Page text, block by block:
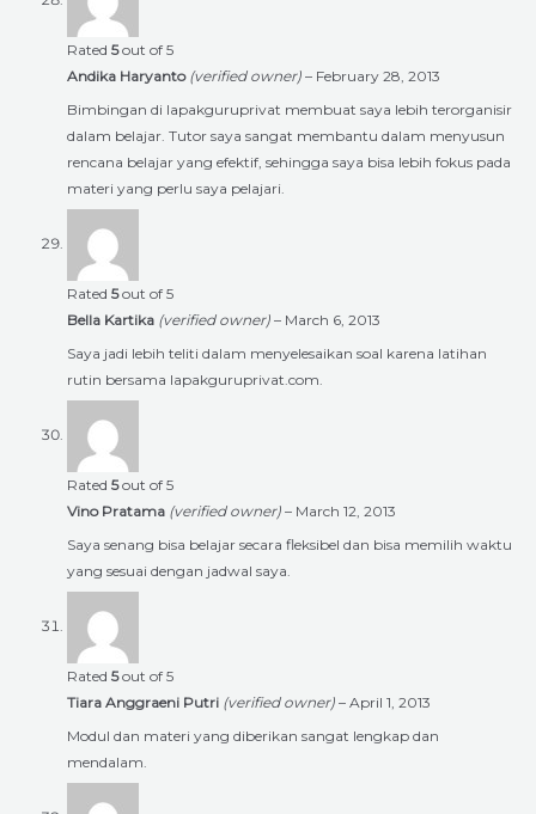
Rated 5out of 5
Andika Haryanto (verified owner) – February 28, 2013
Bimbingan di lapakguruprivat membuat saya lebih terorganisir
dalam belajar. Tutor saya sangat membantu dalam menyusun
rencana belajar yang efektif, sehingga saya bisa lebih fokus pada
materi yang perlu saya pelajari.
Rated 5out of 5
Bella Kartika (verified owner) – March 6, 2013
Saya jadi lebih teliti dalam menyelesaikan soal karena latihan
rutin bersama lapakguruprivat.com.
Rated 5out of 5
Vino Pratama (verified owner) – March 12, 2013
Saya senang bisa belajar secara fleksibel dan bisa memilih waktu
yang sesuai dengan jadwal saya.
Rated 5out of 5
Tiara Anggraeni Putri (verified owner) – April 1, 2013
Modul dan materi yang diberikan sangat lengkap dan
mendalam.